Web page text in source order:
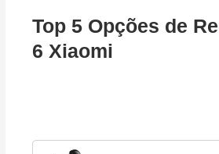
Top 5 Opções de
6 Xiaomi